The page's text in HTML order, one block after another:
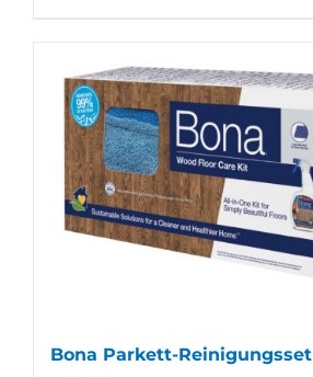
Bona Parkett-Reinigungsset